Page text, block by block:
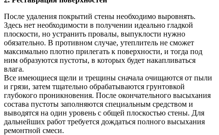
После удаления покрытий стены необходимо выровнять.
Здесь нет необходимости в получении идеально гладкой
плоскости, но устранить провалы, выпуклости нужно
обязательно. В противном случае, утеплитель не сможет
максимально плотно прилегать к поверхности, и тогда под
ним образуются пустоты, в которых будет накапливаться
влага.
Все имеющиеся щели и трещины сначала очищаются от пыли
и грязи, затем тщательно обрабатываются грунтовкой
глубокого проникновения. После окончательного высыхания
состава пустоты заполняются специальным средством и
выводятся на один уровень с общей плоскостью стены. Для
дальнейших работ требуется дождаться полного высыхания
ремонтной смеси.